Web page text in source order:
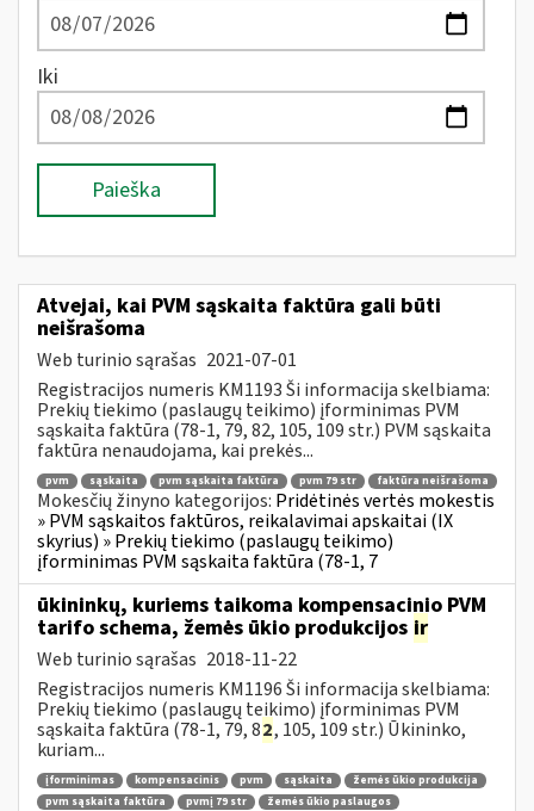
Iki
Paieška
Atvejai, kai PVM sąskaita faktūra gali būti
neišrašoma
Web turinio sąrašas 2021-07-01
Registracijos numeris KM1193 Ši informacija skelbiama:
Prekių tiekimo (paslaugų teikimo) įforminimas PVM
sąskaita faktūra (78-1, 79, 82, 105, 109 str.) PVM sąskaita
faktūra nenaudojama, kai prekės...
pvm sąskaita pvm sąskaita faktūra pvm 79 str faktūra neišrašoma
Mokesčių žinyno kategorijos: Pridėtinės vertės mokestis
» PVM sąskaitos faktūros, reikalavimai apskaitai (IX
skyrius) » Prekių tiekimo (paslaugų teikimo)
įforminimas PVM sąskaita faktūra (78-1, 7
ūkininkų, kuriems taikoma kompensacinio PVM
tarifo schema, žemės ūkio produkcijos ir
Web turinio sąrašas 2018-11-22
Registracijos numeris KM1196 Ši informacija skelbiama:
Prekių tiekimo (paslaugų teikimo) įforminimas PVM
sąskaita faktūra (78-1, 79, 82, 105, 109 str.) Ūkininko,
kuriam...
įforminimas kompensacinis pvm sąskaita
žemės ūkio produkcija
pvm sąskaita faktūra
pvmį 79 str
žemės ūkio paslaugos